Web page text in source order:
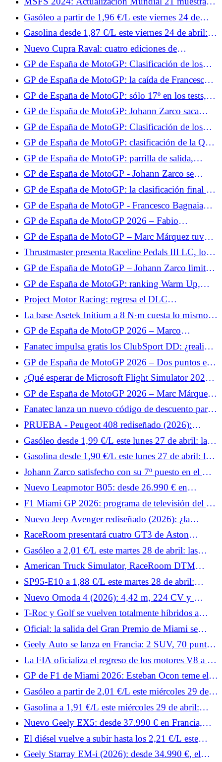
todos los colores de Australia.
Gasóleo a partir de 1,96 €/L este viernes 24 de
abril: las estaciones preferidas para un repostaje por
debajo de 2,18 €/L en Francia
Gasolina desde 1,87 €/L este viernes 24 de abril:
las estaciones más baratas para repostar SP95-E10
Nuevo Cupra Raval: cuatro ediciones de
lanzamiento del deportivo urbano eléctrico, desde
34.870 €
GP de España de MotoGP: Clasificación de los
Libres 1, Johann Zarco en el Top 10, Fabio
Quartararo muy lejos
GP de España de MotoGP: la caída de Francesco
Bagnaia en vídeo, su Ducati vuelca
GP de España de MotoGP: sólo 17º en los tests,
Fabio Quartararo sigue decidido
GP de España de MotoGP: Johann Zarco saca
aspectos positivos de los tests, aunque se perdió la
Q2
GP de España de MotoGP: Clasificación de los
Libres 2, Johann Zarco en forma antes de la
clasificación
GP de España de MotoGP: clasificación de la Q1,
Johann Zarco gana su lugar en la Q2, no Fabio
Quartararo
GP de España de MotoGP: parrilla de salida,
hazaña de Johann Zarco, Fabio Quartararo sólo 17º
GP de España de MotoGP - Johann Zarco se
queda sin la pole por nada: “Había la posibilidad
de tenerla”
GP de España de MotoGP: la clasificación final de
la carrera al sprint, escenario totalmente loco, Zarco
y Quartararo en los puntos
GP de España de MotoGP - Francesco Bagnaia
pierde ante Marc Márquez: “Era más rápido que
yo”
GP de España de MotoGP 2026 – Fabio
Quartararo hace su mea culpa: “Cometí un error al
no parar”
GP de España de MotoGP – Marc Márquez tuvo
suerte en la carrera al sprint: “Me caí en el mejor
momento”
Thrustmaster presenta Raceline Pedals III LC, los
nuevos pedales con célula de carga.
GP de España de MotoGP – Johann Zarco limita
los daños en la carrera al sprint: “Pude salvar
algunos puntos”
GP de España de MotoGP: ranking Warm Up,
Fabio Quartararo sube al Top 10, Zarco sólo 12º
Project Motor Racing: regresa el DLC
desaparecido y llega un parche a continuación.
La base Asetek Initium a 8 N·m cuesta lo mismo
que la base de 5,5 N·m.
GP de España de MotoGP 2026 – Marco
Bezzecchi limita los daños en carrera: “Alex
Márquez fue demasiado rápido”
Fanatec impulsa gratis los ClubSport DD: ¿realidad
o marketing?
GP de España de MotoGP 2026 – Dos puntos en
carrera para Fabio Quartararo: “No estamos en
condiciones de ser positivos”
¿Qué esperar de Microsoft Flight Simulator 2024
en PlayStation VR2?
GP de España de MotoGP 2026 – Marc Márquez
pone en perspectiva su caída: “Aun así fue un buen
fin de semana”
Fanatec lanza un nuevo código de descuento para
todo el catálogo.
PRUEBA - Peugeot 408 rediseñado (2026):
nuestro veredicto al volante... Rechazado por los
clientes, el Peugeot 408 aprovecha el inevitable
lavado de cara a mitad de carrera para... Prueba
lunes 27 de abril de 2026
Gasóleo desde 1,99 €/L este lunes 27 de abril: las
estaciones más baratas para repostar gasóleo
Gasolina desde 1,90 €/L este lunes 27 de abril: las
estaciones más baratas para repostar SP95-E10
Johann Zarco satisfecho con su 7º puesto en el GP
de España de MotoGP 2026: “Un resultado
positivo”
Nuevo Leapmotor B05: desde 26.990 € en
Europa, la berlina eléctrica compacta es fuerte
F1 Miami GP 2026: programa de televisión del fin
de semana y horarios para Francia
Nuevo Jeep Avenger rediseñado (2026): ¿la
parrilla iluminada como principal cambio del SUV
urbano?
RaceRoom presentará cuatro GT3 de Aston
Martin, Porsche, Ford y Lamborghini el mes que
viene.
Gasóleo a 2,01 €/L este martes 28 de abril: las
estaciones más baratas de Francia para repostar
gasóleo
American Truck Simulator, RaceRoom DTM
Esports y Rennsport: noticias de simracing de la
semana 19.
SP95-E10 a 1,88 €/L este martes 28 de abril:
¿dónde encontrar estaciones por debajo de la media
de 2 €/L en Francia?
Nuevo Omoda 4 (2026): 4,42 m, 224 CV y ​​
menos de 30.000 €
T-Roc y Golf se vuelven totalmente híbridos a
finales de 2026: Volkswagen da detalles de sus dos
nuevos motores
Oficial: la salida del Gran Premio de Miami se
adelanta tres horas debido al mal tiempo.
Geely Auto se lanza en Francia: 2 SUV, 70 puntos
de venta y grandes ambiciones
La FIA oficializa el regreso de los motores V8 a la
Fórmula 1 para 2030
GP de F1 de Miami 2026: Esteban Ocon teme el
calor por su Haas
Gasóleo a partir de 2,01 €/L este miércoles 29 de
abril: dónde encontrar estaciones por debajo de
2,20 €/L de media en Francia
Gasolina a 1,91 €/L este miércoles 29 de abril:
¿dónde ganar 10 céntimos por litro con SP95-E10
en Francia?
Nuevo Geely EX5: desde 37.990 € en Francia,
¿puede el SUV eléctrico eclipsar al Tesla Model Y?
El diésel vuelve a subir hasta los 2,21 €/L este
jueves 30 de abril: dónde repostar diésel desde
Geely Starray EM-i (2026): desde 34.990 €, el